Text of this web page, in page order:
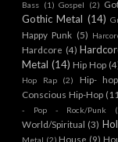
Bass (1) Gospel (2)
Gothic Metal (14)
Happy Punk (5)
Hardcore (4)
Metal (14) Hip Hop
Hop Rap
(2) Hip- hop
Conscious Hip-Hop
- Pop - Rock/Punk
World/Spiritual (3)
Metal (2) House (9)